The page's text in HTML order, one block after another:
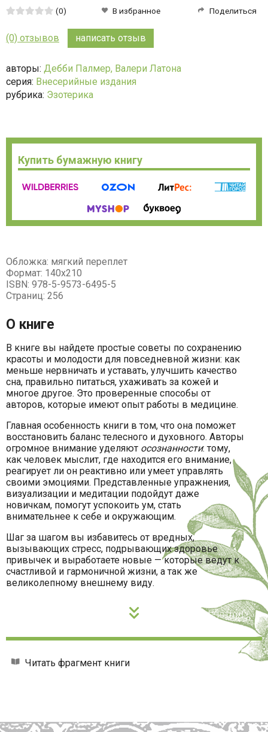
Средняя
из
(0) В избранное Поделиться
(0) отзывов написать отзыв
авторы: Дебби Палмер, Валери Латона
серия: Внесерийные издания
рубрика: Эзотерика
Купить бумажную книгу
Обложка: мягкий переплет
Формат: 140х210
ISBN: 978-5-9573-6495-5
Страниц: 256
О книге
В книге вы найдете простые советы по сохранению
красоты и молодости для повседневной жизни: как
меньше нервничать и уставать, улучшить качество
сна, правильно питаться, ухаживать за кожей и
многое другое. Это проверенные способы от
авторов, которые имеют опыт работы в медицине.
Главная особенность книги в том, что она поможет
восстановить баланс телесного и духовного. Авторы
огромное внимание уделяют осознанности: тому,
как человек мыслит, где находится его внимание,
реагирует ли он реактивно или умеет управлять
своими эмоциями. Представленные упражнения,
визуализации и медитации подойдут даже
новичкам, помогут успокоить ум, стать
внимательнее к себе и окружающим.
Шаг за шагом вы избавитесь от вредных,
вызывающих стресс, подрывающих здоровье
привычек и выработаете новые — которые ведут к
счастливой и гармоничной жизни, а так же
великолепному внешнему виду.
Читать фрагмент книги